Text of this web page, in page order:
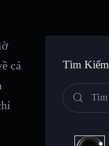
cả
Tìm Kiếm